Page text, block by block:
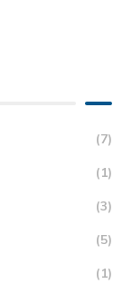
(7)
(1)
(3)
(5)
(1)